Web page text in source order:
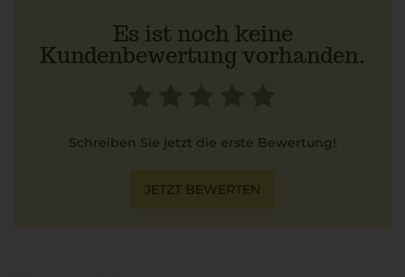
Es ist noch keine
Kundenbewertung vorhanden.
Schreiben Sie jetzt die erste Bewertung!
JETZT BEWERTEN